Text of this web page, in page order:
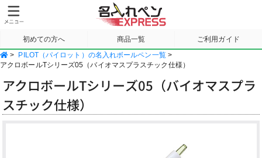
初めての方へ 商品一覧 ご利用ガイド
サンプル請求
> PILOT（パイロット）の名入れボールペン一覧>
アクロボールTシリーズ05（バイオマスプラスチック仕様）
アクロボールTシリーズ05（バイオマスプラ
スチック仕様）